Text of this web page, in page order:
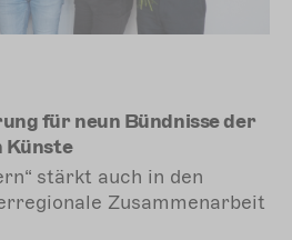
für neun Bündnisse der
Künste
stärkt auch in den
Zusammenarbeit